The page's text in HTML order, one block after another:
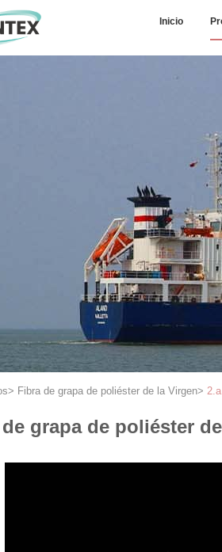
Inicio
> Fibra de grapa de poliéster de la Virgen>
grapa de poliéster